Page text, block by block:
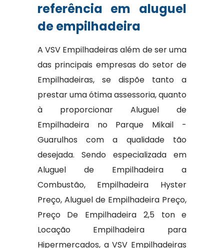
referência em aluguel
de empilhadeira
A VSV Empilhadeiras além de ser uma
das principais empresas do setor de
Empilhadeiras, se dispõe tanto a
prestar uma ótima assessoria, quanto
à proporcionar Aluguel de
Empilhadeira no Parque Mikail -
Guarulhos com a qualidade tão
desejada. Sendo especializada em
Aluguel de Empilhadeira a
Combustão, Empilhadeira Hyster
Preço, Aluguel de Empilhadeira Preço,
Preço De Empilhadeira 2,5 ton e
Locação Empilhadeira para
Hipermercados, a VSV Empilhadeiras